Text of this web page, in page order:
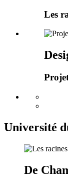
Les
Université
De